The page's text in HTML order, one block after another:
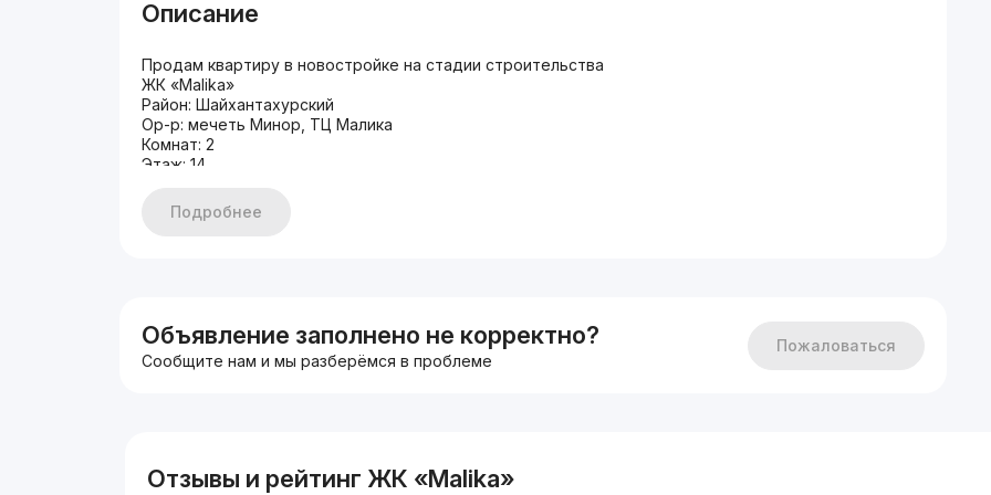
Описание
Продам квартиру в новостройке на стадии строительства
ЖК «Malika»
Район: Шайхантахурский
Ор-р: мечеть Минор, ТЦ Малика
Комнат: 2
Этаж: 14
Площадь: 72.5 м2
Состояние: на стадии строительства
Цена: 49 000$
Подробнее
Объявление заполнено не корректно?
Сообщите нам и мы разберёмся в проблеме
Пожаловаться
Отзывы и рейтинг ЖК «Malika»